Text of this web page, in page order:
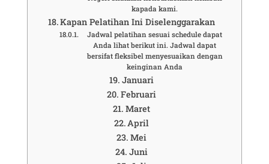
kapada kami.
Kapan Pelatihan Ini Diselenggarakan
Jadwal pelatihan sesuai schedule dapat
Anda lihat berikut ini. Jadwal dapat
bersifat fleksibel menyesuaikan dengan
keinginan Anda
Januari
Februari
Maret
April
Mei
Juni